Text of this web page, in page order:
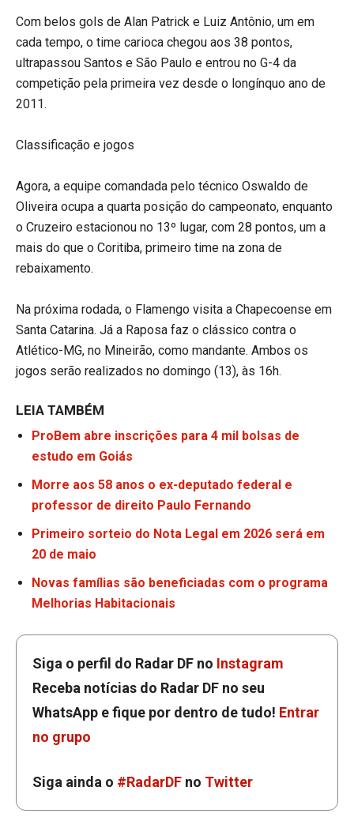
Com belos gols de Alan Patrick e Luiz Antônio, um em
cada tempo, o time carioca chegou aos 38 pontos,
ultrapassou Santos e São Paulo e entrou no G-4 da
competição pela primeira vez desde o longínquo ano de
2011.
Classificação e jogos
Agora, a equipe comandada pelo técnico Oswaldo de
Oliveira ocupa a quarta posição do campeonato, enquanto
o Cruzeiro estacionou no 13º lugar, com 28 pontos, um a
mais do que o Coritiba, primeiro time na zona de
rebaixamento.
Na próxima rodada, o Flamengo visita a Chapecoense em
Santa Catarina. Já a Raposa faz o clássico contra o
Atlético-MG, no Mineirão, como mandante. Ambos os
jogos serão realizados no domingo (13), às 16h.
LEIA TAMBÉM
ProBem abre inscrições para 4 mil bolsas de
estudo em Goiás
Morre aos 58 anos o ex-deputado federal e
professor de direito Paulo Fernando
Primeiro sorteio do Nota Legal em 2026 será em
20 de maio
Novas famílias são beneficiadas com o programa
Melhorias Habitacionais
Siga o perfil do Radar DF no Instagram
Receba notícias do Radar DF no seu
WhatsApp e fique por dentro de tudo! Entrar
no grupo
Siga ainda o #RadarDF no Twitter